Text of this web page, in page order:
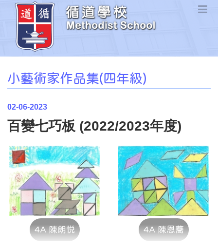
小藝術家作品集(四年級)
02-06-2023
百變七巧板 (2022/2023年度)
4A 陳朗悦 4A 陳恩蕎